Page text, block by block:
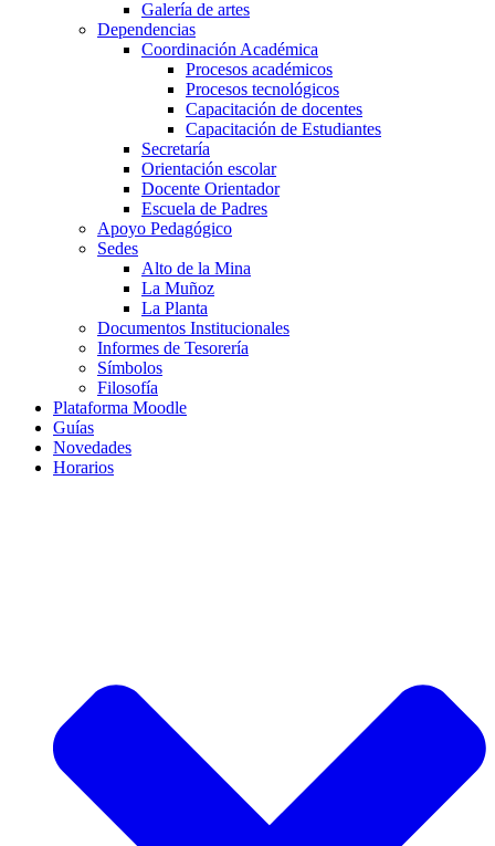
Galería de artes
Dependencias
Coordinación Académica
Procesos académicos
Procesos tecnológicos
Capacitación de docentes
Capacitación de Estudiantes
Secretaría
Orientación escolar
Docente Orientador
Escuela de Padres
Apoyo Pedagógico
Sedes
Alto de la Mina
La Muñoz
La Planta
Documentos Institucionales
Informes de Tesorería
Símbolos
Filosofía
Plataforma Moodle
Guías
Novedades
Horarios